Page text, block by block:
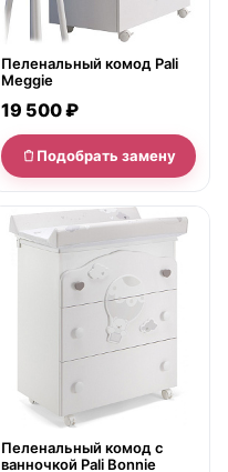
Пеленальный комод Pali
Meggie
19 500 ₽
Подобрать замену
нет в продаже
Пеленальный комод с
ванночкой Pali Bonnie